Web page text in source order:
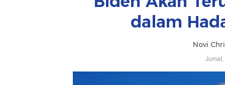
dalam
Novi